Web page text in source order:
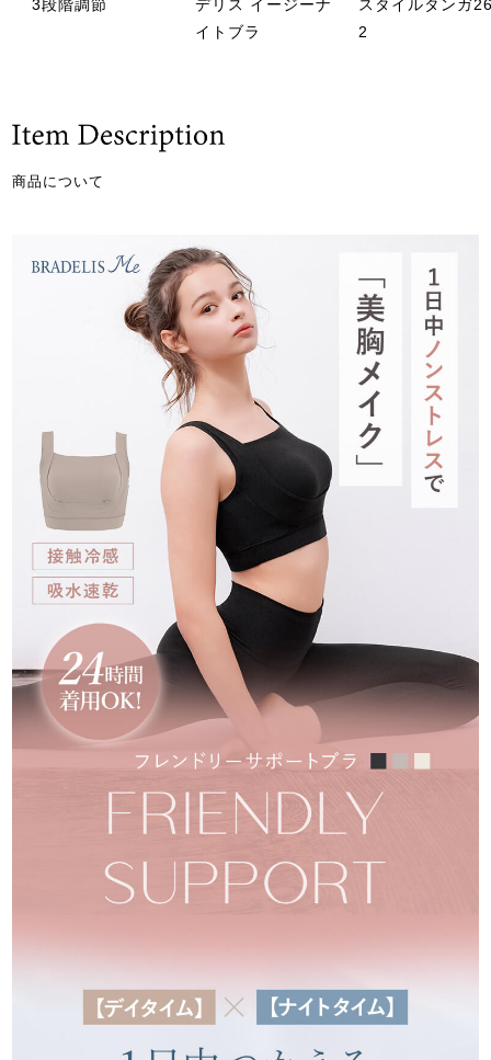
3段階調節
デリス イージーナ
イトブラ
スタイルタンガ
2
商品について